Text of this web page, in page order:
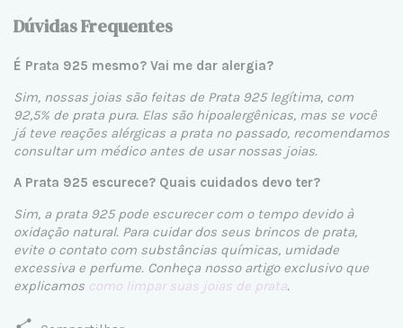
Dúvidas Frequentes
É Prata 925 mesmo? Vai me dar alergia?
Sim, nossas joias são feitas de Prata 925 legítima, com
92,5% de prata pura. Elas são hipoalergênicas, mas se você
já teve reações alérgicas a prata no passado, recomendamos
consultar um médico antes de usar nossas joias.
A Prata 925 escurece? Quais cuidados devo ter?
Sim, a prata 925 pode escurecer com o tempo devido à
oxidação natural. Para cuidar dos seus brincos de prata,
evite o contato com substâncias químicas, umidade
excessiva e perfume. Conheça nosso artigo exclusivo que
explicamos como limpar suas joias de prata.